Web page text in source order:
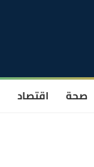
صحة اقتصاد